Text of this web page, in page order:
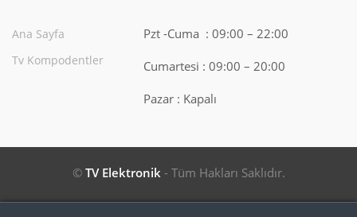
Ana Sayfa
Tv Kompodentler
Pzt -Cuma : 09:00 – 22:00
Cumartesi : 09:00 – 20:00
Pazar : Kapalı
© TV Elektronik - Tüm Hakları Saklıdır.